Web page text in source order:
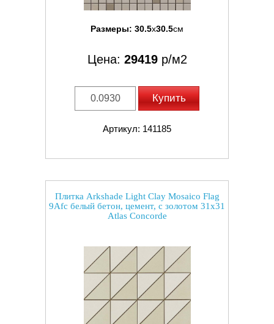
Размеры: 30.5x30.5см
Цена: 29419р/м2
Купить
Артикул: 141185
Плитка Arkshade Light Clay Mosaico Flag
9Afc белый бетон, цемент, с золотом 31x31
Atlas Concorde